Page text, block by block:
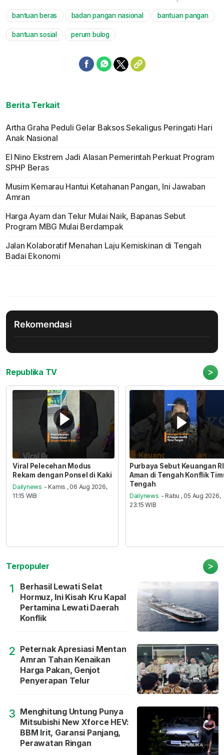
Mute
bantuan beras badan pangan nasional bantuan pangan
bantuan sosial perum bulog
Berita Terkait
Artha Graha Peduli Gelar Baksos Sekaligus Peringati Hari
Anak Nasional
El Nino Ekstrem Jadi Alasan Pemerintah Perkuat Program
SPHP Beras
Musim Kemarau Hantui Ketahanan Pangan, Ini Jawaban
Amran
Harga Ayam dan Telur Mulai Naik, Bapanas Sebut
Program MBG Mulai Berdampak
Jalan Kolaboratif Menahan Laju Kemiskinan di Tengah
Badai Ekonomi
Rekomendasi
Republika TV >
Viral Pelecehan Modus
Rekam dengan Ponsel di Kaki
Dailynews - Kamis , 06 Aug 2026,
11:15 WIB
Purbaya Sebut Keuangan RI
Aman di Tengah Konflik
Tengah
Dailynews - Rabu , 05 Aug 2026,
23:15 WIB
Terpopuler >
1
Berhasil Lewati Selat
Hormuz, Ini Kisah Kru Kapal
Pertamina Lewati Daerah
Konflik
2 Peternak Apresiasi Mentan
Amran Tahan Kenaikan
Harga Pakan, Genjot
Penyerapan Telur
3 Menghitung Untung Punya
Mitsubishi New Xforce HEV:
BBM Irit, Garansi Panjang,
Perawatan Ringan